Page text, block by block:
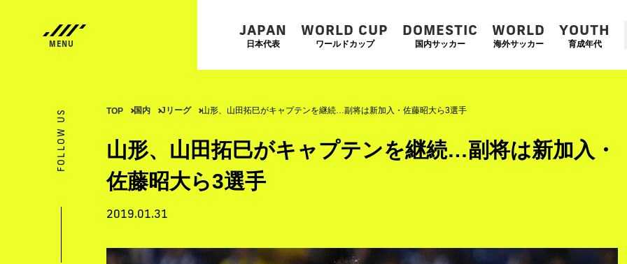
JAPAN
日本代表
WORLD CUP
ワールドカップ
DOMESTIC
国内サッカー
WORLD
海外サッカー
YOUTH
育成年代
FOLLOW US TOP 国内 Jリーグ 山形、山田拓巳がキャプテンを継続…副将は新加入・佐藤昭大ら3選手
山形、山田拓巳がキャプテンを継続…副将は新加入・
佐藤昭大ら3選手
2019.01.31